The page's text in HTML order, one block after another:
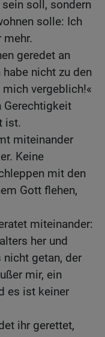
soll, sondern
solle: Ich
mehr.
geredet an
nicht zu den
vergeblich!«
Gerechtigkeit
ist.
miteinander
Keine
mit den
Gott flehen,
miteinander:
her und
nicht getan, der
mir, ein
es ist keiner
ihr gerettet,